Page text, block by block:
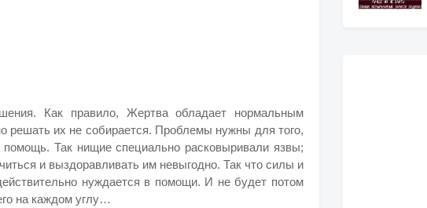
Как правило, Жертва обладает нормальным
решать их не собирается. Проблемы нужны для того,
Так нищие специально расковыривали язвы;
и выздоравливать им невыгодно. Так что силы и
нуждается в помощи. И не будет потом
на каждом углу…